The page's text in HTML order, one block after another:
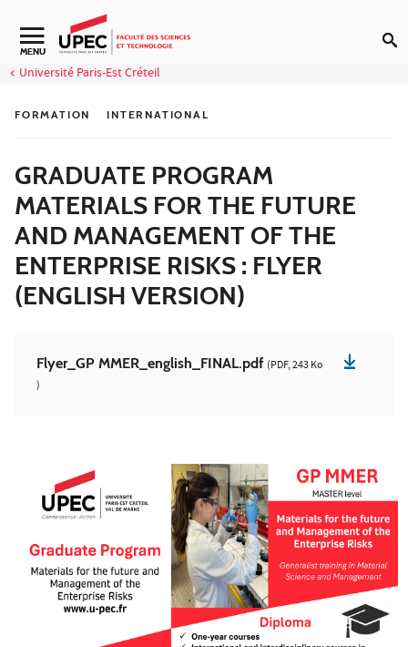
Aller au contenu
Navigation secondaire
MENU
Université Paris-Est Créteil
FORMATION INTERNATIONAL
GRADUATE PROGRAM
MATERIALS FOR THE FUTURE
AND MANAGEMENT OF THE
ENTERPRISE RISKS : FLYER
(ENGLISH VERSION)
Flyer_GP MMER_english_FINAL.pdf (PDF, 243 Ko
)